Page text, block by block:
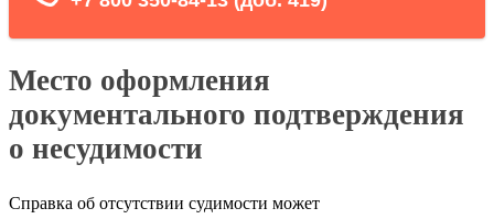
Место оформления
документального подтверждения
о несудимости
Справка об отсутствии судимости может